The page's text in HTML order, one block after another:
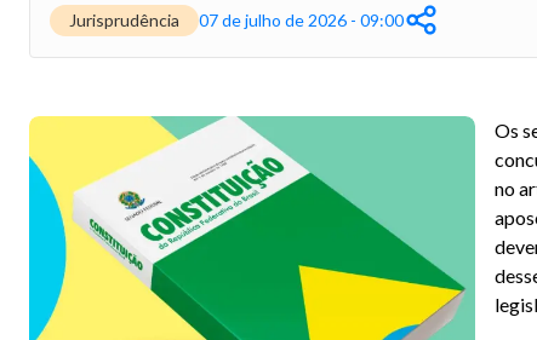
Jurisprudência 07 de julho de 2026 - 09:00
Os
no